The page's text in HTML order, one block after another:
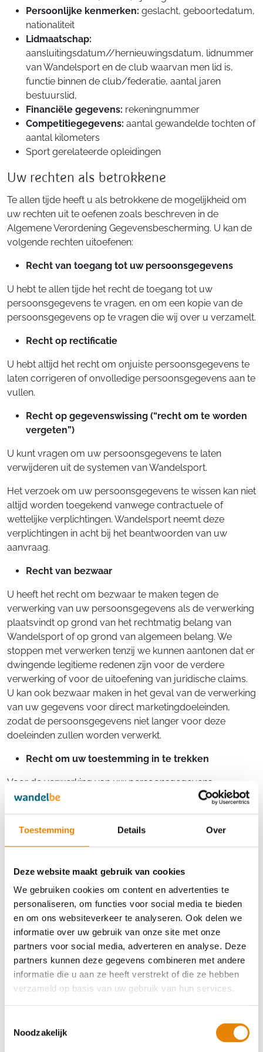
Toestemming Details Over
Deze website maakt gebruik van cookies
We gebruiken cookies om content en advertenties te
personaliseren, om functies voor social media te bieden
en om ons websiteverkeer te analyseren. Ook delen we
informatie over uw gebruik van onze site met onze
partners voor social media, adverteren en analyse. Deze
partners kunnen deze gegevens combineren met andere
informatie die u aan ze heeft verstrekt of die ze hebben
verzameld op basis van uw gebruik van hun services.
Noodzakelijk
Persoonlijke kenmerken: geslacht, geboortedatum,
nationaliteit
Lidmaatschap:
aansluitingsdatum//hernieuwingsdatum, lidnummer
van Wandelsport en de club waarvan men lid is,
functie binnen de club/federatie, aantal jaren
bestuurslid,
Financiële gegevens: rekeningnummer
Competitiegegevens: aantal gewandelde tochten of
aantal kilometers
Sport gerelateerde opleidingen
Uw rechten als betrokkene
Te allen tijde heeft u als betrokkene de mogelijkheid om
uw rechten uit te oefenen zoals beschreven in de
Algemene Verordening Gegevensbescherming. U kan de
volgende rechten uitoefenen:
Recht van toegang tot uw persoonsgegevens
U hebt te allen tijde het recht de toegang tot uw
persoonsgegevens te vragen, en om een kopie van de
persoonsgegevens op te vragen die wij over u verzamelt.
Recht op rectificatie
U hebt altijd het recht om onjuiste persoonsgegevens te
laten corrigeren of onvolledige persoonsgegevens aan te
vullen.
Recht op gegevenswissing (“recht om te worden
vergeten”)
U kunt vragen om uw persoonsgegevens te laten
verwijderen uit de systemen van Wandelsport.
Het verzoek om uw persoonsgegevens te wissen kan niet
altijd worden toegekend vanwege contractuele of
wettelijke verplichtingen. Wandelsport neemt deze
verplichtingen in acht bij het beantwoorden van uw
aanvraag.
Recht van bezwaar
U heeft het recht om bezwaar te maken tegen de
verwerking van uw persoonsgegevens als de verwerking
plaatsvindt op grond van het rechtmatig belang van
Wandelsport of op grond van algemeen belang. We
stoppen met verwerken tenzij we kunnen aantonen dat er
dwingende legitieme redenen zijn voor de verdere
verwerking of voor de uitoefening van juridische claims.
U kan ook bezwaar maken in het geval van de verwerking
van uw gegevens voor direct marketingdoeleinden,
zodat de persoonsgegevens niet langer voor deze
doeleinden zullen worden verwerkt.
Recht om uw toestemming in te trekken
Voor de verwerking van uw persoonsgegevens
verzameld door Wandelsport met uw toestemming, kunt
kan zich bv. altijd uitschrijven voor de nieuwsbrieven. Het
intrekken van uw toestemming is echter niet van
Wandelsport zijn uitgevoerd.
Recht om niet onderworpen te worden aan
geautomatiseerde, individuele besluitvorming,
waaronder profiling
U heeft steeds het recht om niet onderworpen te worden
aan geautomatiseerde besluitvorming, waaronder
profiling. Wandelsport zal dan geen profiel van u
opstellen op basis van de persoonsgegevens die u aan
Recht op beperking van de verwerking